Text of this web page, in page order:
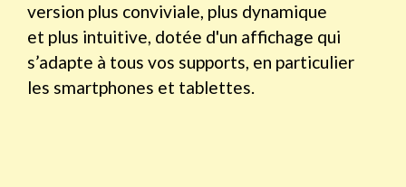
version plus conviviale, plus dynamique
et plus intuitive, dotée d'un affichage qui
s’adapte à tous vos supports, en particulier
les smartphones et tablettes.